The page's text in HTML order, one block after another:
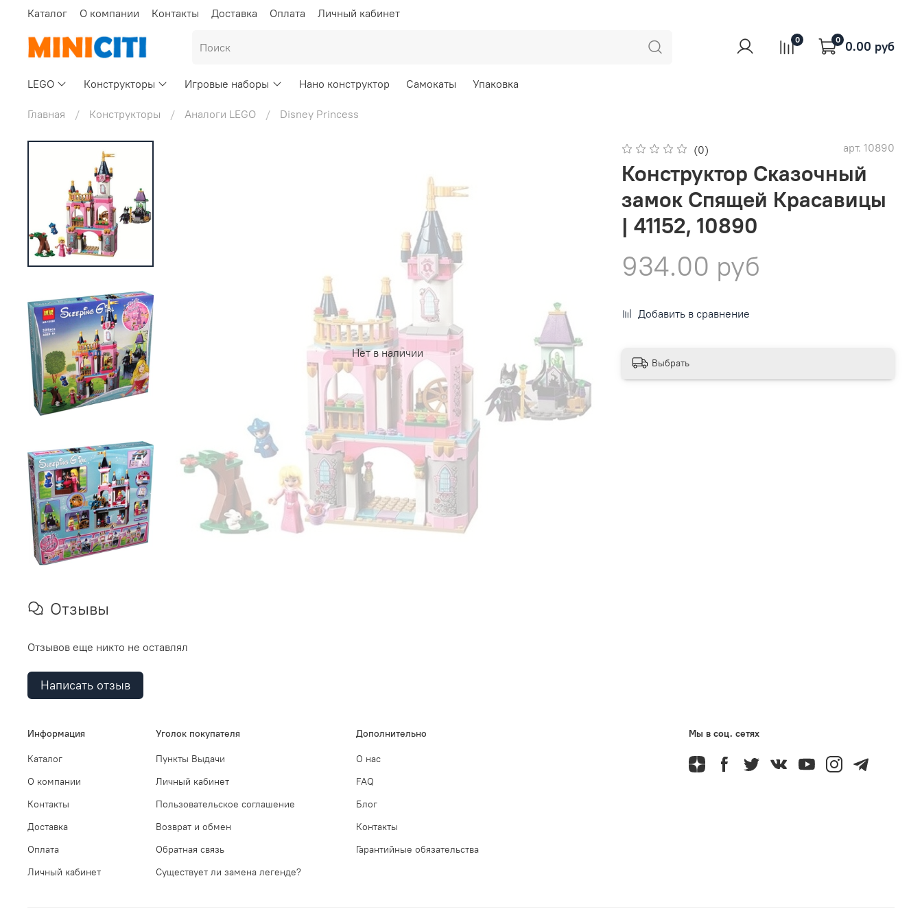
Каталог О компании Контакты Доставка Оплата Личный кабинет
0 0 0.00 руб
LEGO Конструкторы Игровые наборы Нано конструктор Самокаты Упаковка
Главная Конструкторы Аналоги LEGO Disney Princess
Нет в наличии
(0) арт. 10890
Конструктор Сказочный
замок Спящей Красавицы
| 41152, 10890
934.00 руб
Добавить в сравнение
Выбрать
Отзывы
Отзывов еще никто не оставлял
Написать отзыв
Информация
Каталог
О компании
Контакты
Доставка
Оплата
Личный кабинет
Уголок покупателя
Пункты Выдачи
Личный кабинет
Пользовательское соглашение
Возврат и обмен
Обратная связь
Существует ли замена легенде?
Дополнительно
О нас
FAQ
Блог
Контакты
Гарантийные обязательства
Мы в соц. сетях